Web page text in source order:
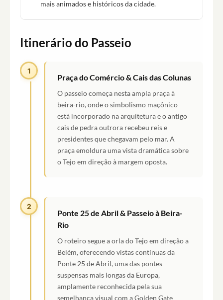
mais animados e históricos da cidade.
Itinerário do Passeio
1
Praça do Comércio & Cais das Colunas
O passeio começa nesta ampla praça à
beira-rio, onde o simbolismo maçônico
está incorporado na arquitetura e o antigo
cais de pedra outrora recebeu reis e
presidentes que chegavam pelo mar. A
praça emoldura uma vista dramática sobre
o Tejo em direção à margem oposta.
2
Ponte 25 de Abril & Passeio à Beira-
Rio
O roteiro segue a orla do Tejo em direção a
Belém, oferecendo vistas contínuas da
Ponte 25 de Abril, uma das pontes
suspensas mais longas da Europa,
amplamente reconhecida pela sua
semelhança visual com a Golden Gate